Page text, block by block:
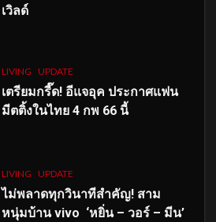
เวิลด์
LIVING UPDATE
เตรียมกรี๊ด! อีแจอุค ประกาศแฟน
มีตติ้งในไทย 4 กพ 66 นี้
LIVING UPDATE
ไม่พลาดทุกวินาทีสำคัญ! สาม
หนุ่มบ้าน vivo ‘หยิ่น – วอร์ – มีน’